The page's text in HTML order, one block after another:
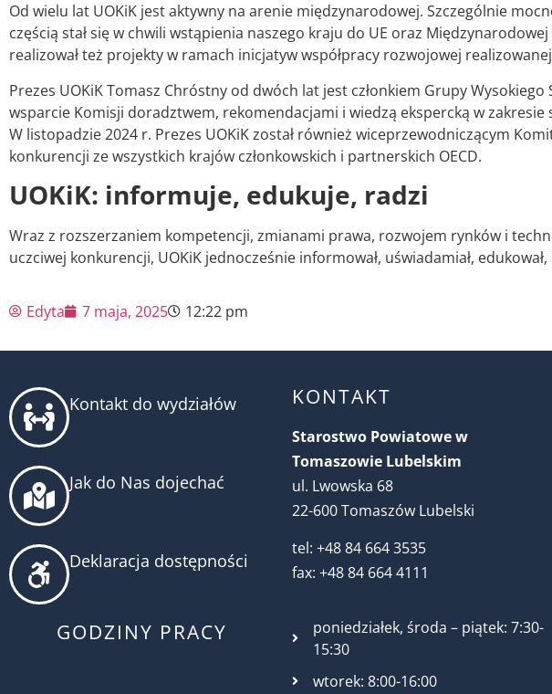
Od wielu lat UOKiK jest aktywny na arenie międzynarodowej. Szczególnie
częścią stał się w chwili wstąpienia naszego kraju do UE oraz
realizował też projekty w ramach inicjatyw współpracy rozwojowej
Prezes UOKiK Tomasz Chróstny od dwóch lat jest członkiem Grupy
wsparcie Komisji doradztwem, rekomendacjami i wiedzą ekspercką w
W listopadzie 2024 r. Prezes UOKiK został również wiceprzewodniczącym
konkurencji ze wszystkich krajów członkowskich i partnerskich OECD.
UOKiK: informuje, edukuje, radzi
Wraz z rozszerzaniem kompetencji, zmianami prawa, rozwojem rynków i
uczciwej konkurencji, UOKiK jednocześnie informował, uświadamiał,
Edyta 7 maja, 2025 12:22 pm
Kontakt do wydziałów
Jak do Nas dojechać
Deklaracja dostępności
GODZINY PRACY
KONTAKT
Starostwo Powiatowe w
Tomaszowie Lubelskim
ul. Lwowska 68
22-600 Tomaszów Lubelski
tel: +48 84 664 3535
fax: +48 84 664 4111
poniedziałek, środa – piątek: 7:30-
15:30
wtorek: 8:00-16:00